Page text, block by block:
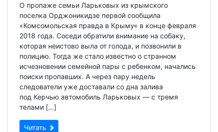
О пропаже семьи Ларьковых из крымского
поселка Орджоникидзе первой сообщила
«Комсомольская правда в Крыму« в конце февраля
2018 года. Соседи обратили внимание на собаку,
которая неистово выла от голода, и позвонили в
полицию. Тогда же стало известно о странном
исчезновении семейной пары с ребенком, начались
поиски пропавших. А через пару недель
следователи уже доставали со дна залива
под Керчью автомобиль Ларьковых — с тремя
телами […]
Читать